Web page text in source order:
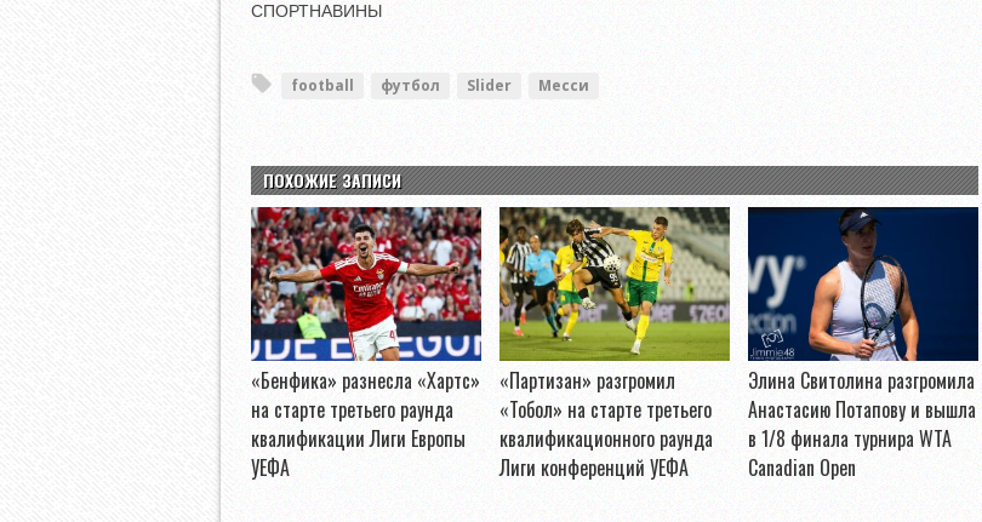
СПОРТНАВИНЫ
football футбол Slider Месси
ПОХОЖИЕ ЗАПИСИ
«Бенфика» разнесла «Хартс»
на старте третьего раунда
квалификации Лиги Европы
УЕФА
«Партизан» разгромил
«Тобол» на старте третьего
квалификационного раунда
Лиги конференций УЕФА
Элина Свитолина разгромила
Анастасию Потапову и вышла
в 1/8 финала турнира WTA
Canadian Open